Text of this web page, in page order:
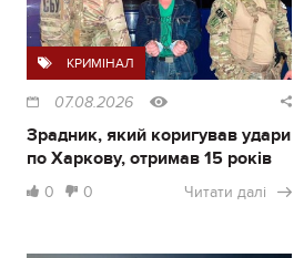
КРИМІНАЛ
07.08.2026
Зрадник, який коригував удари
по Харкову, отримав 15 років
0 0 Читати далі